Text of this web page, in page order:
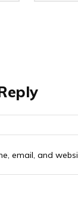
email, and